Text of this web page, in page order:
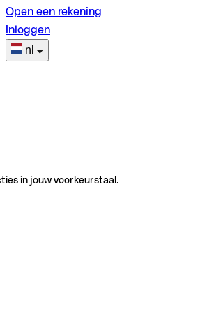
Open een rekening
Inloggen
nl
in jouw voorkeurstaal.